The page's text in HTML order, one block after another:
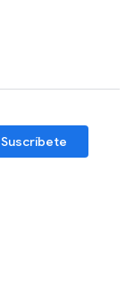
Suscríbete